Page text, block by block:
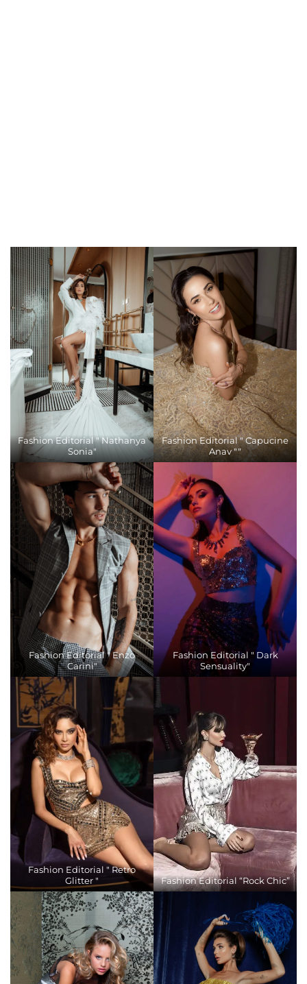
Fashion Editorial " Nathanya
Sonia"
Fashion Editorial " Capucine
Anav ""
Fashion Editorial " Enzo
Carini"
Fashion Editorial " Dark
Sensuality"
Fashion Editorial " Retro
Glitter "
Fashion Editorial “Rock Chic”